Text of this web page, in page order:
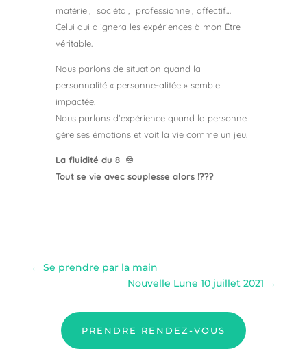
matériel, sociétal, professionnel, affectif…
Celui qui alignera les expériences à mon Être
véritable.
Nous parlons de situation quand la
personnalité « personne-alitée » semble
impactée.
Nous parlons d’expérience quand la personne
gère ses émotions et voit la vie comme un jeu.
La fluidité du 8 ♾
Tout se vie avec souplesse alors !???
← Se prendre par la main
Nouvelle Lune 10 juillet 2021 →
PRENDRE RENDEZ-VOUS